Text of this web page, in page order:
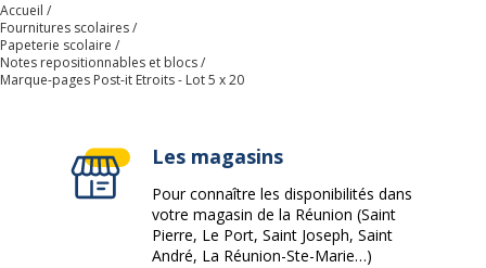
Référence produit fabricant
Accueil
Fournitures scolaires
Papeterie scolaire
Notes repositionnables et blocs
Marque-pages Post-it Etroits - Lot 5 x 20
Les magasins
Pour connaître les disponibilités dans
votre magasin de la Réunion (Saint
Pierre, Le Port, Saint Joseph, Saint
André, La Réunion-Ste-Marie…)